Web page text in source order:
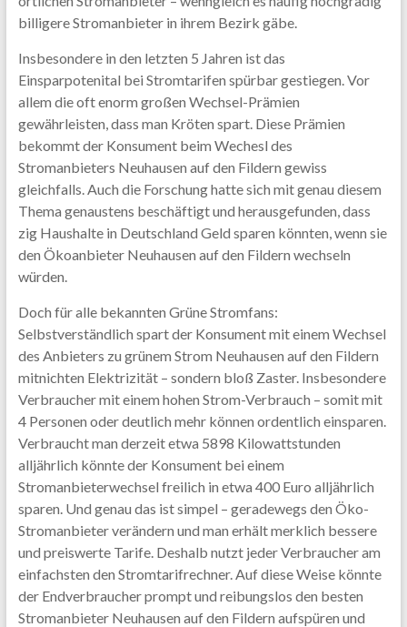
billigere Stromanbieter in ihrem Bezirk gäbe.
Insbesondere in den letzten 5 Jahren ist das
Einsparpotenital bei Stromtarifen spürbar gestiegen. Vor
allem die oft enorm großen Wechsel-Prämien
gewährleisten, dass man Kröten spart. Diese Prämien
bekommt der Konsument beim Wechesl des
Stromanbieters Neuhausen auf den Fildern gewiss
gleichfalls. Auch die Forschung hatte sich mit genau diesem
Thema genaustens beschäftigt und herausgefunden, dass
zig Haushalte in Deutschland Geld sparen könnten, wenn sie
den Ökoanbieter Neuhausen auf den Fildern wechseln
würden.
Doch für alle bekannten Grüne Stromfans:
Selbstverständlich spart der Konsument mit einem Wechsel
des Anbieters zu grünem Strom Neuhausen auf den Fildern
mitnichten Elektrizität – sondern bloß Zaster. Insbesondere
Verbraucher mit einem hohen Strom-Verbrauch – somit mit
4 Personen oder deutlich mehr können ordentlich einsparen.
Verbraucht man derzeit etwa 5898 Kilowattstunden
alljährlich könnte der Konsument bei einem
Stromanbieterwechsel freilich in etwa 400 Euro alljährlich
sparen. Und genau das ist simpel – geradewegs den Öko-
Stromanbieter verändern und man erhält merklich bessere
und preiswerte Tarife. Deshalb nutzt jeder Verbraucher am
einfachsten den Stromtarifrechner. Auf diese Weise könnte
der Endverbraucher prompt und reibungslos den besten
Stromanbieter Neuhausen auf den Fildern aufspüren und